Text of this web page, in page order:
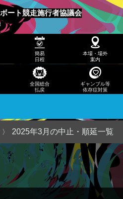
ート競走施行者協議会
メニュー
発売
日程
日程
本
場・
案内
当協
議会
につ
いて
簡易
日程
本場・場外
案内
全国総合
払戻
ギャンブル等
依存症対策
2025年3月の中止・順延一覧